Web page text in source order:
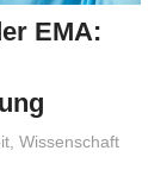
EMA:
,Wissenschaft